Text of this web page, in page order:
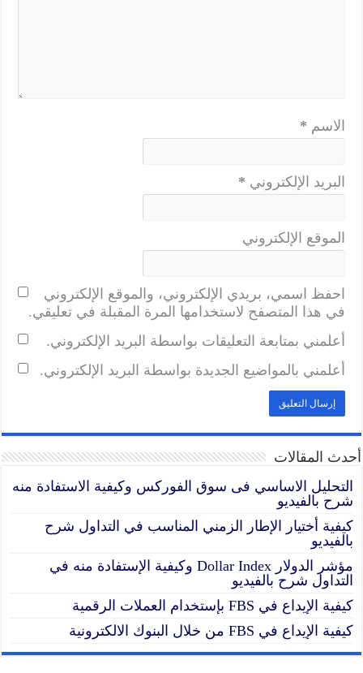
الاسم *
البريد الإلكتروني *
الموقع الإلكتروني
احفظ اسمي، بريدي الإلكتروني، والموقع الإلكتروني
في هذا المتصفح لاستخدامها المرة المقبلة في تعليقي.
أعلمني بمتابعة التعليقات بواسطة البريد الإلكتروني.
أعلمني بالمواضيع الجديدة بواسطة البريد الإلكتروني.
أحدث المقالات
التحليل الاساسي فى سوق الفوركس وكيفية الاستفادة منه
شرح بالفيديو
كيفية أختيار الإطار الزمني المناسب في التداول شرح
بالفيديو
مؤشر الدولار Dollar Index وكيفية الإستفادة منه في
التداول شرح بالفيديو
كيفية الإيداع في FBS بإستخدام العملات الرقمية
كيفية الإيداع في FBS من خلال البنوك الالكترونية